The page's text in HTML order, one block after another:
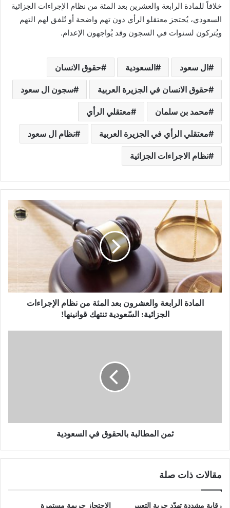
خلافاً للمادة الرابعة والعشرين بعد المئة من نظام الإجراءات الجزائية
السعودي، يُحتجز معتقلو الرأي دون تهم واضحة أو تُلفق لهم التهم
ويُتركون لسنوات في السجون وقد يُواجهون الإعدام.
ال سعود السعودية حقوق الانسان
حقوق الانسان في الجزيرة العربية سجون ال سعود
محمد بن سلمان معتقلي الرأي
معتقلي الرأي في الجزيرة العربية نظام ال سعود
نظام الاجراءات الجزائية
المادة الرابعة والعشرون بعد المئة من نظام الإجراءات
الجزائية: السّعودية تنتهك قوانينها!
ثمن المطالبة بالحقوق في السعودية
مقالات ذات صلة
رقابة مشددة تهدّد حرية التعبير الإحتجاز جريمة مستمرة